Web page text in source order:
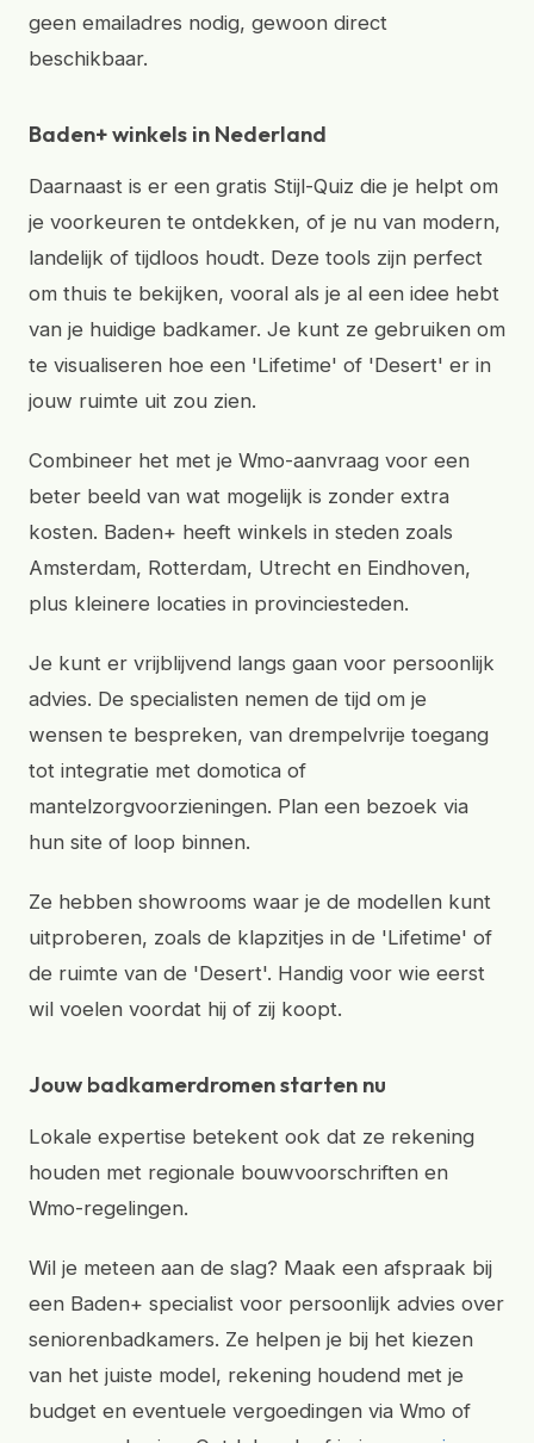
geen emailadres nodig, gewoon direct
beschikbaar.
Baden+ winkels in Nederland
Daarnaast is er een gratis Stijl-Quiz die je helpt om
je voorkeuren te ontdekken, of je nu van modern,
landelijk of tijdloos houdt. Deze tools zijn perfect
om thuis te bekijken, vooral als je al een idee hebt
van je huidige badkamer. Je kunt ze gebruiken om
te visualiseren hoe een 'Lifetime' of 'Desert' er in
jouw ruimte uit zou zien.
Combineer het met je Wmo-aanvraag voor een
beter beeld van wat mogelijk is zonder extra
kosten. Baden+ heeft winkels in steden zoals
Amsterdam, Rotterdam, Utrecht en Eindhoven,
plus kleinere locaties in provinciesteden.
Je kunt er vrijblijvend langs gaan voor persoonlijk
advies. De specialisten nemen de tijd om je
wensen te bespreken, van drempelvrije toegang
tot integratie met domotica of
mantelzorgvoorzieningen. Plan een bezoek via
hun site of loop binnen.
Ze hebben showrooms waar je de modellen kunt
uitproberen, zoals de klapzitjes in de 'Lifetime' of
de ruimte van de 'Desert'. Handig voor wie eerst
wil voelen voordat hij of zij koopt.
Jouw badkamerdromen starten nu
Lokale expertise betekent ook dat ze rekening
houden met regionale bouwvoorschriften en
Wmo-regelingen.
Wil je meteen aan de slag? Maak een afspraak bij
een Baden+ specialist voor persoonlijk advies over
seniorenbadkamers. Ze helpen je bij het kiezen
van het juiste model, rekening houdend met je
budget en eventuele vergoedingen via Wmo of